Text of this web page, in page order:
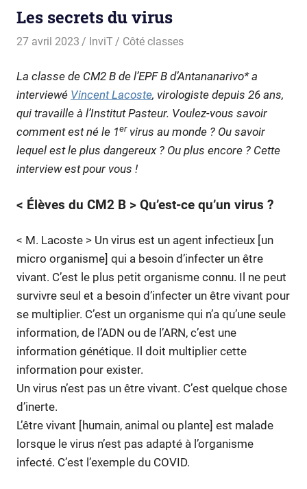
Les secrets du virus
27 avril 2023 InviT Côté classes
La classe de CM2 B de l’EPF B d’Antananarivo* a
interviewé Vincent Lacoste, virologiste depuis 26 ans,
qui travaille à l’Institut Pasteur. Voulez-vous savoir
comment est né le 1ervirus au monde ? Ou savoir
lequel est le plus dangereux ? Ou plus encore ? Cette
interview est pour vous !
< Élèves du CM2 B > Qu’est-ce qu’un virus ?
< M. Lacoste > Un virus est un agent infectieux [un
micro organisme] qui a besoin d’infecter un être
vivant. C’est le plus petit organisme connu. Il ne peut
survivre seul et a besoin d’infecter un être vivant pour
se multiplier. C’est un organisme qui n’a qu’une seule
information, de l’ADN ou de l’ARN, c’est une
information génétique. Il doit multiplier cette
information pour exister.
Un virus n’est pas un être vivant. C’est quelque chose
d’inerte.
L’être vivant [humain, animal ou plante] est malade
lorsque le virus n’est pas adapté à l’organisme
infecté. C’est l’exemple du COVID.